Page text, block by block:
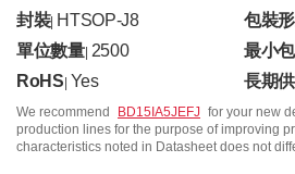
封裝| HTSOP-J8 包裝
單位數量| 2500 最小
RoHS Yes 長期
We recommend BD15IA5JEFJ for your new
production lines for the purpose of improving
characteristics noted in Datasheet does not